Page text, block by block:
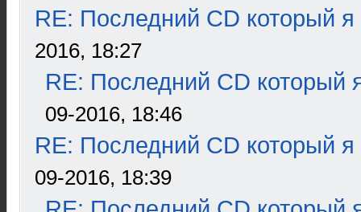
RE: Последний CD который я
2016, 18:27
RE: Последний CD который
09-2016, 18:46
RE: Последний CD который я
09-2016, 18:39